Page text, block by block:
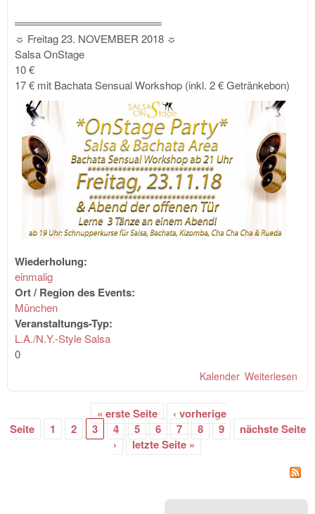
═══════════════════
☼ Freitag 23. NOVEMBER 2018 ☼
Salsa OnStage
10 €
17 € mit Bachata Sensual Workshop (inkl. 2 € Getränkebon)
Wiederholung:
einmalig
Ort / Region des Events:
München
Veranstaltungs-Typ:
L.A./N.Y.-Style Salsa
0
Weiterlesen
&
Kalender
Seiten
« erste Seite
‹ vorherige
Seite
1 2 3 4 5 6 7 8 9
nächste Seite
›
letzte Seite »